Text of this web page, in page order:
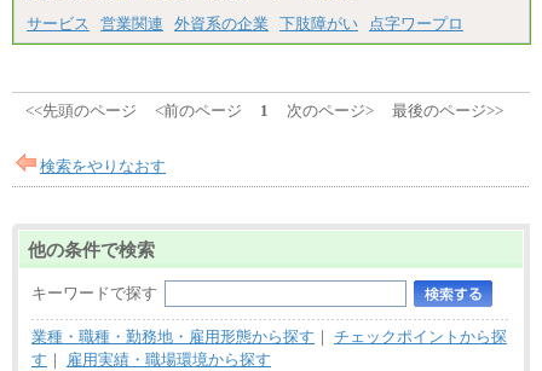
サービス
営業関連 外資系の企業 下肢障がい 点字ワープロ
<<先頭のページ <前のページ 1 次のページ> 最後のページ>>
検索をやりなおす
他の条件で検索
キーワードで探す
業種・職種・勤務地・雇用形態から探す ｜ チェックポイントから探
す ｜ 雇用実績・職場環境から探す